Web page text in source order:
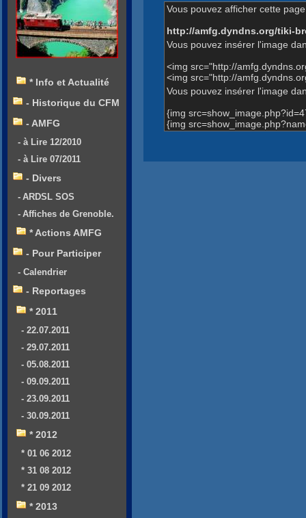
Vous pouvez afficher cette
http://amfg.dyndns.org/tiki-
Vous pouvez insérer l'image
<img src="http://
<img src="http://
Vous pouvez insérer l'image
{img
{img
* Info et Actualité
- Historique du CFM
- AMFG
- à Lire 12/2010
- à Lire 07/2011
- Divers
- ARDSL SOS
- Affiches de Grenoble.
* Actions AMFG
- Pour Participer
- Calendrier
- Reportages
* 2011
- 22.07.2011
- 29.07.2011
- 05.08.2011
- 09.09.2011
- 23.09.2011
- 30.09.2011
* 2012
* 01 06 2012
* 31 08 2012
* 21 09 2012
* 2013